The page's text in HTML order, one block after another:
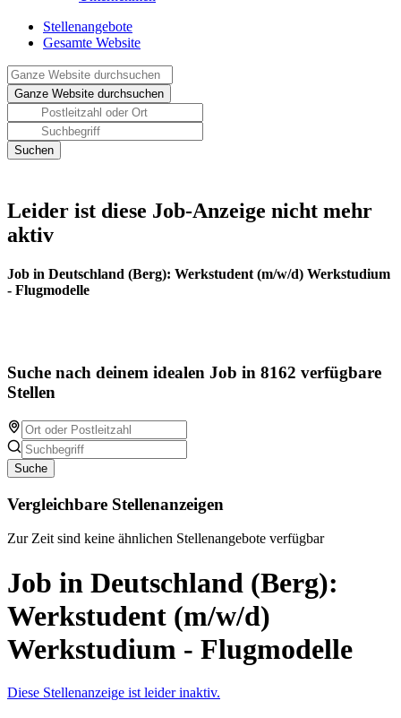
Stellenangebote
Gesamte Website
Leider ist diese Job-Anzeige nicht mehr
aktiv
Job in Deutschland (Berg): Werkstudent (m/w/d) Werkstudium
- Flugmodelle
Suche nach deinem idealen Job in 8162 verfügbare
Stellen
Suche
Vergleichbare Stellenanzeigen
Zur Zeit sind keine ähnlichen Stellenangebote verfügbar
Job in Deutschland (Berg):
Werkstudent (m/w/d)
Werkstudium - Flugmodelle
Diese Stellenanzeige ist leider inaktiv.